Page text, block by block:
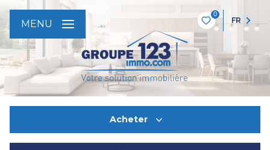
0
FR
MENU
Acheter